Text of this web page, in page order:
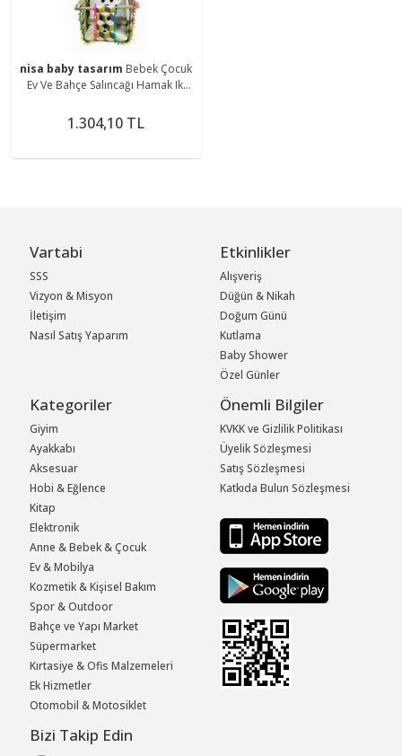
nisa baby tasarım Bebek Çocuk
Ev Ve Bahçe Salıncağı Hamak Iki
Minder Domino
1.304,10 TL
Vartabi
SSS
Vizyon & Misyon
İletişim
Nasıl Satış Yaparım
Etkinlikler
Alışveriş
Düğün & Nikah
Doğum Günü
Kutlama
Baby Shower
Özel Günler
Kategoriler
Giyim
Ayakkabı
Aksesuar
Hobi & Eğlence
Kitap
Elektronik
Anne & Bebek & Çocuk
Ev & Mobilya
Kozmetik & Kişisel Bakım
Spor & Outdoor
Bahçe ve Yapı Market
Süpermarket
Kırtasiye & Ofis Malzemeleri
Ek Hizmetler
Otomobil & Motosiklet
Önemli Bilgiler
KVKK ve Gizlilik Politikası
Üyelik Sözleşmesi
Satış Sözleşmesi
Katkıda Bulun Sözleşmesi
Bizi Takip Edin